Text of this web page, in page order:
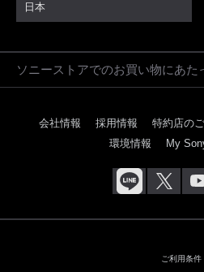
日本
ソニーストアでのお買い物にあた
会社情報 採用情報 特約店の
環境情報
My
ご利用条件